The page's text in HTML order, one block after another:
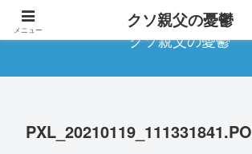
クソ親父の憂鬱
メニュー クソ親父の憂鬱